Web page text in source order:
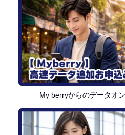
My berryからのデータオ